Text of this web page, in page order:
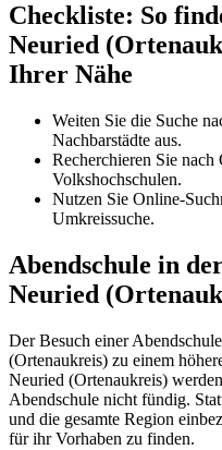
Checkliste: So
Neuried
Ihrer Nähe
Weiten Sie die Suche
Nachbarstädte aus.
Recherchieren Sie
Volkshochschulen.
Nutzen Sie Online-
Umkreissuche.
Abendschule in
Neuried
Der Besuch einer
(Ortenaukreis) zu einem
Neuried (Ortenaukreis)
Abendschule nicht fündig.
und die gesamte Region
für ihr Vorhaben zu finden.